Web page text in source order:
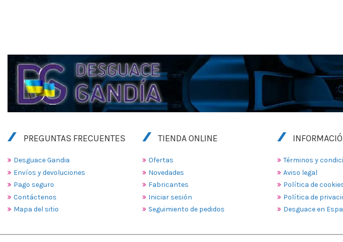
PREGUNTAS FRECUENTES
Desguace Gandia
Envíos y devoluciones
Pago seguro
Contáctenos
Mapa del sitio
TIENDA ONLINE
Ofertas
Novedades
Fabricantes
Iniciar sesión
Seguimiento de pedidos
Términos y
Aviso legal
Política de
Política de
Desguace en